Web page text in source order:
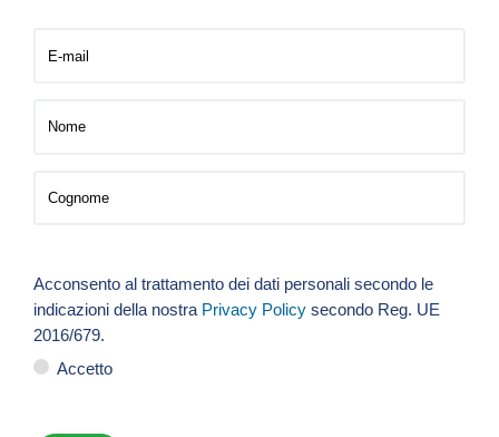
Acconsento al trattamento dei dati personali secondo le
indicazioni della nostra Privacy Policy secondo Reg. UE
2016/679.
Accetto